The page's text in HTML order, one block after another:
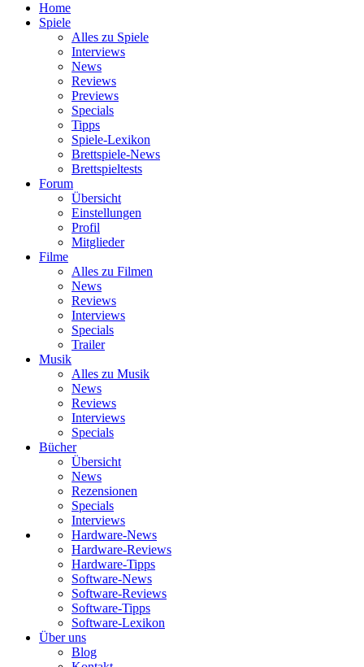
Home
Spiele
Alles zu Spiele
Interviews
News
Reviews
Previews
Specials
Tipps
Spiele-Lexikon
Brettspiele-News
Brettspieltests
Forum
Übersicht
Einstellungen
Profil
Mitglieder
Filme
Alles zu Filmen
News
Reviews
Interviews
Specials
Trailer
Musik
Alles zu Musik
News
Reviews
Interviews
Specials
Bücher
Übersicht
News
Rezensionen
Specials
Interviews
Hardware-News
Hardware-Reviews
Hardware-Tipps
Software-News
Software-Reviews
Software-Tipps
Software-Lexikon
Über uns
Blog